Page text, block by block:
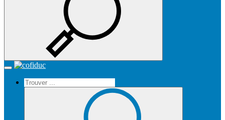
Recherche
Toggle
navigation
Accueil